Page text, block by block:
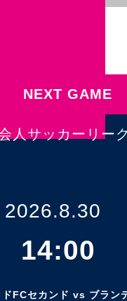
NEXT GAME
人サッカーリー
2026.8.30
14:00
FCセカンド vs ブラン